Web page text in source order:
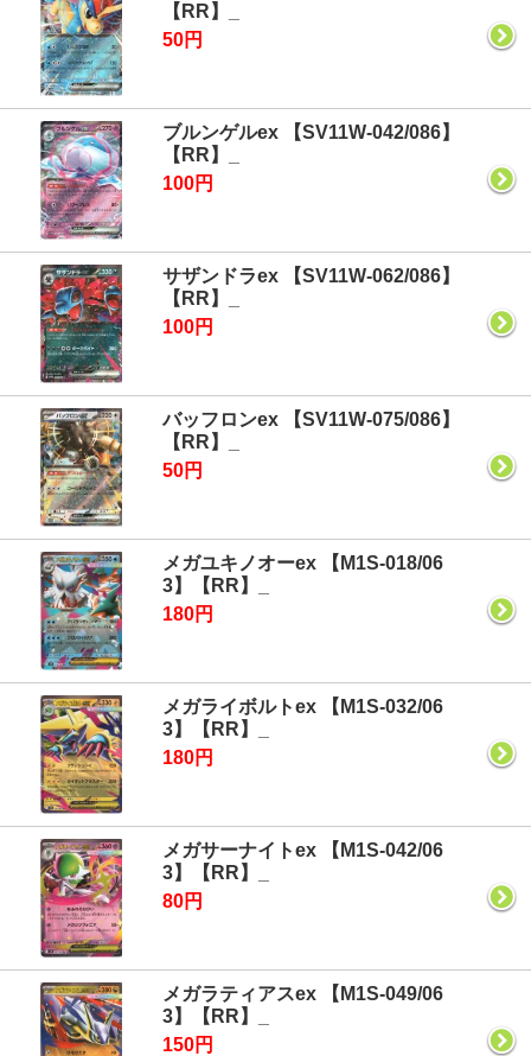
【RR】_
50円
ブルンゲルex 【SV11W-042/086】
【RR】_
100円
サザンドラex 【SV11W-062/086】
【RR】_
100円
バッフロンex 【SV11W-075/086】
【RR】_
50円
メガユキノオーex 【M1S-018/06
3】【RR】_
180円
メガライボルトex 【M1S-032/06
3】【RR】_
180円
メガサーナイトex 【M1S-042/06
3】【RR】_
80円
メガラティアスex 【M1S-049/06
3】【RR】_
150円